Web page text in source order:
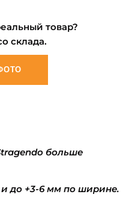
товар?
склада.
больше
до +3-6 мм по ширине.